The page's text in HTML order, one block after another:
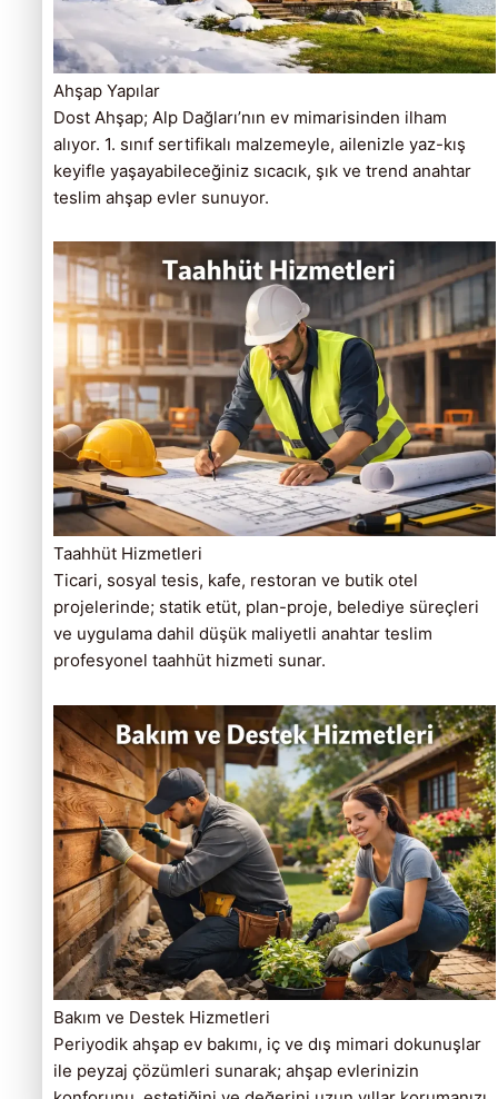
Ahşap Yapılar
Dost Ahşap; Alp Dağları’nın ev mimarisinden ilham
alıyor. 1. sınıf sertifikalı malzemeyle, ailenizle yaz-kış
keyifle yaşayabileceğiniz sıcacık, şık ve trend anahtar
teslim ahşap evler sunuyor.
Taahhüt Hizmetleri
Ticari, sosyal tesis, kafe, restoran ve butik otel
projelerinde; statik etüt, plan-proje, belediye süreçleri
ve uygulama dahil düşük maliyetli anahtar teslim
profesyonel taahhüt hizmeti sunar.
Bakım ve Destek Hizmetleri
Periyodik ahşap ev bakımı, iç ve dış mimari dokunuşlar
ile peyzaj çözümleri sunarak; ahşap evlerinizin